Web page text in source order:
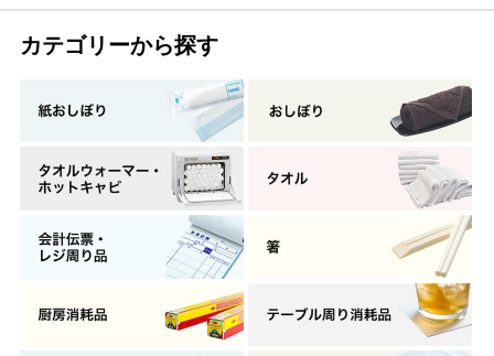
カテゴリーから探す